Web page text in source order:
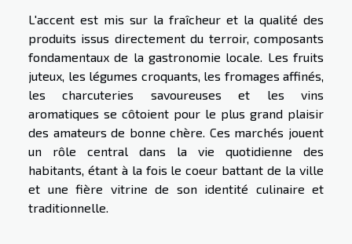
L'accent est mis sur la fraîcheur et la qualité des
produits issus directement du terroir, composants
fondamentaux de la gastronomie locale. Les fruits
juteux, les légumes croquants, les fromages affinés,
les charcuteries savoureuses et les vins
aromatiques se côtoient pour le plus grand plaisir
des amateurs de bonne chère. Ces marchés jouent
un rôle central dans la vie quotidienne des
habitants, étant à la fois le coeur battant de la ville
et une fière vitrine de son identité culinaire et
traditionnelle.